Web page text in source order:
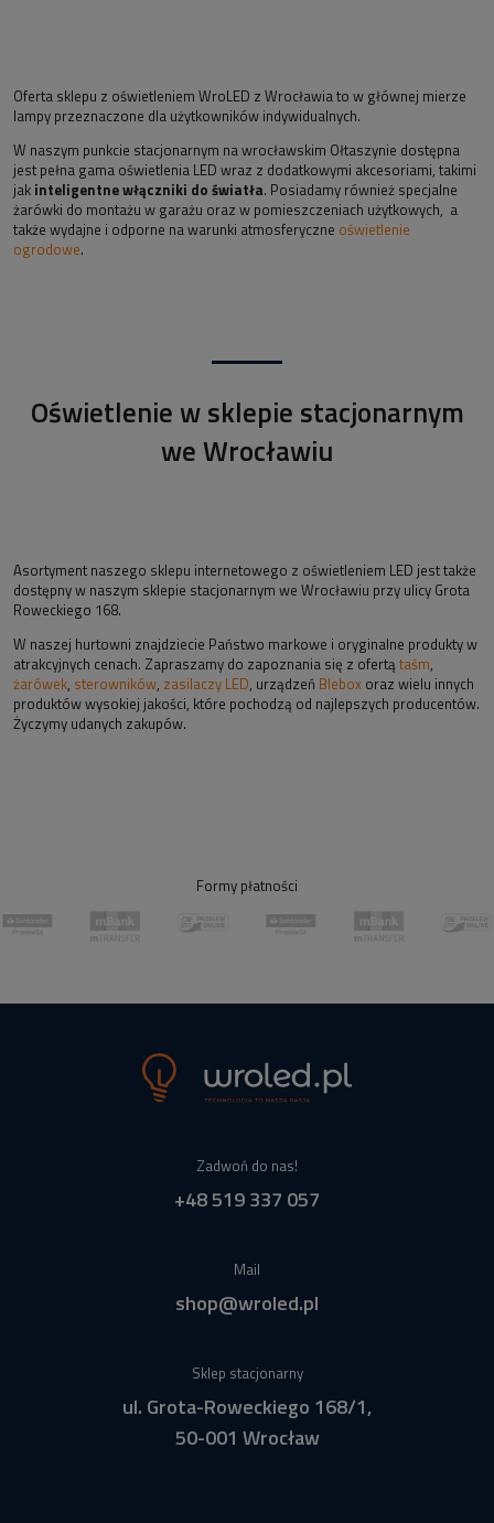
Oferta sklepu z oświetleniem WroLED z Wrocławia to w głównej mierze
lampy przeznaczone dla użytkowników indywidualnych.
W naszym punkcie stacjonarnym na wrocławskim Ołtaszynie dostępna
jest pełna gama oświetlenia LED wraz z dodatkowymi akcesoriami, takimi
jak inteligentne włączniki do światła. Posiadamy również specjalne
żarówki do montażu w garażu oraz w pomieszczeniach użytkowych, a
także wydajne i odporne na warunki atmosferyczne oświetlenie
ogrodowe.
Oświetlenie w sklepie stacjonarnym
we Wrocławiu
Asortyment naszego sklepu internetowego z oświetleniem LED jest także
dostępny w naszym sklepie stacjonarnym we Wrocławiu przy ulicy Grota
Roweckiego 168.
W naszej hurtowni znajdziecie Państwo markowe i oryginalne produkty w
atrakcyjnych cenach. Zapraszamy do zapoznania się z ofertą taśm,
żarówek, sterowników, zasilaczy LED, urządzeń Blebox oraz wielu innych
produktów wysokiej jakości, które pochodzą od najlepszych producentów.
Życzymy udanych zakupów.
Formy płatności
Zadwoń do nas!
+48 519 337 057
Mail
shop@wroled.pl
Sklep stacjonarny
ul. Grota-Roweckiego 168/1,
50-001 Wrocław